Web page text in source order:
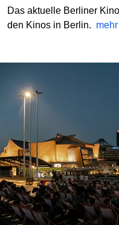
Das aktuelle Berliner
den Kinos in Berlin. mehr